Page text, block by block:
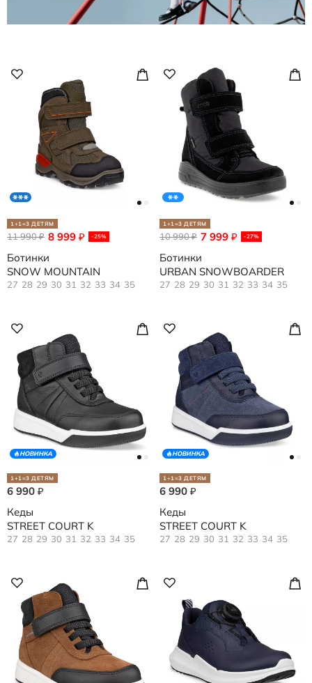
1+1=3 ДЕТЯМ
8 999 ₽ -25%
11 990₽
Ботинки
SNOW MOUNTAIN
27 28 29 30 31 32 33 34 35
1+1=3 ДЕТЯМ
7 999 ₽ -27%
10 990₽
Ботинки
URBAN SNOWBOARDER
27 28 29 30 31 32 33 34 35
НОВИНКА
1+1=3 ДЕТЯМ
6 990 ₽
Кеды
STREET COURT K
27 28 29 30 31 32 33 34 35
НОВИНКА
1+1=3 ДЕТЯМ
6 990 ₽
Кеды
STREET COURT K
27 28 29 30 31 32 33 34 35